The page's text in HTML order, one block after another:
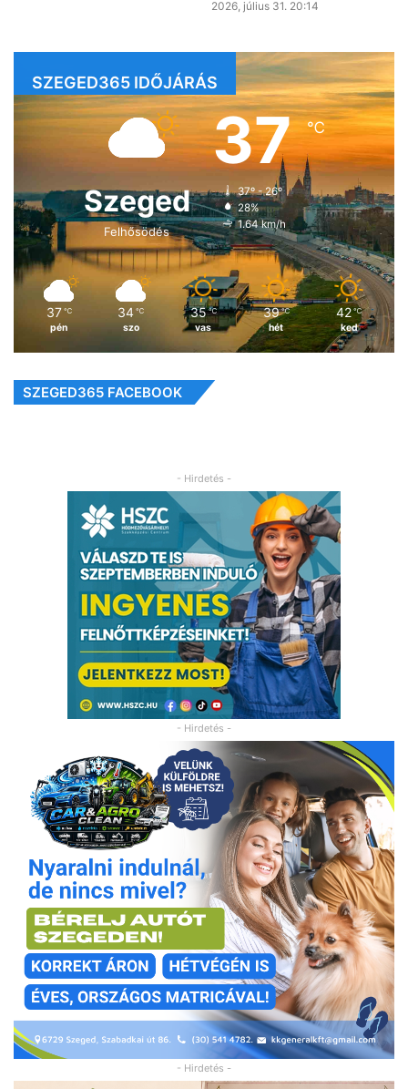
2026, július 31. 20:14
SZEGED365 IDŐJÁRÁS
Szeged
Felhősödés
37℃
37º - 26º
28%
1.64 km/h
37 ℃
pén
34 ℃
szo
35 ℃
vas
39 ℃
hét
42 ℃
ked
SZEGED365 FACEBOOK
- Hirdetés -
- Hirdetés -
- Hirdetés -